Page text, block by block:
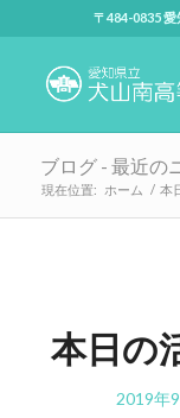
〒484-0835
ブログ - 最近の
現在位置: ホーム / 本
本日の
2019年